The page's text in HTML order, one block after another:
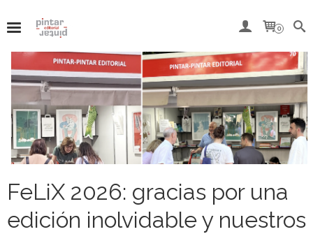
0
FeLiX 2026: gracias por una
edición inolvidable y nuestros